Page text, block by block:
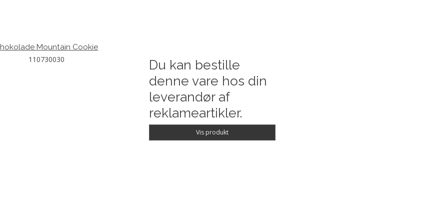
Mountain Cookie
110730030
Du kan bestille
denne vare hos din
leverandør af
reklameartikler.
Vis produkt